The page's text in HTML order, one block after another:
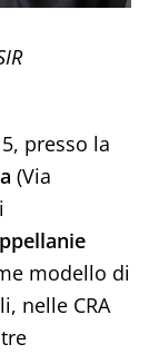
presso la
(Via
modello di
nelle CRA